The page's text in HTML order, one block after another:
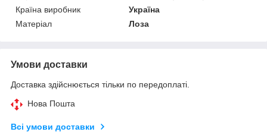
Країна виробник
Україна
Матеріал
Лоза
Умови доставки
Доставка здійснюється тільки по передоплаті.
Нова Пошта
Всі умови доставки